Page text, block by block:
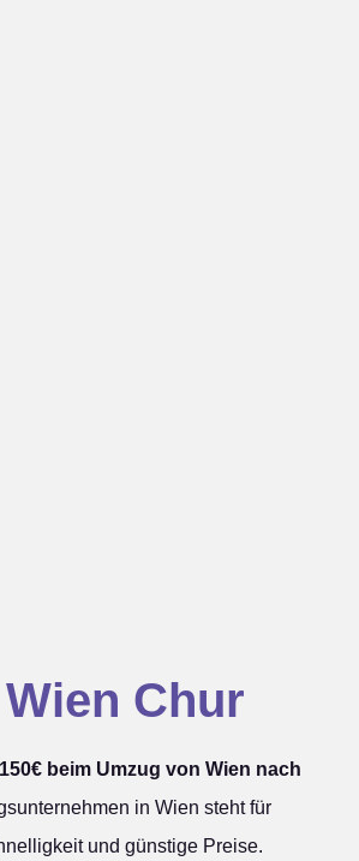
Chur
beim Umzug von Wien nach
in Wien steht für
und günstige Preise.